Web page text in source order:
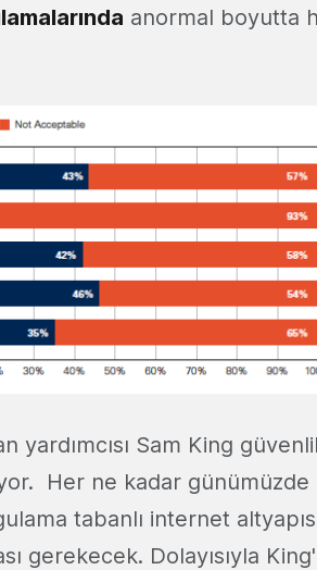
anormal boyutta
yardımcısı Sam King
Her ne kadar
tabanlı internet
gerekecek. Dolayısıyla